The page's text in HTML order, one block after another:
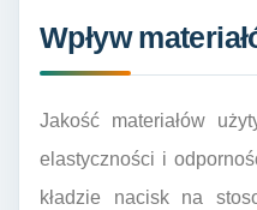
Wpływ
Jakość materiałów
elastyczności i
kładzie nacisk na